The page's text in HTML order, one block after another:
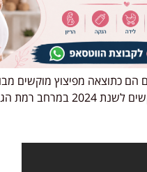
הם כתוצאה מפיצוץ מוקשים
במרחב רמת הגולן"